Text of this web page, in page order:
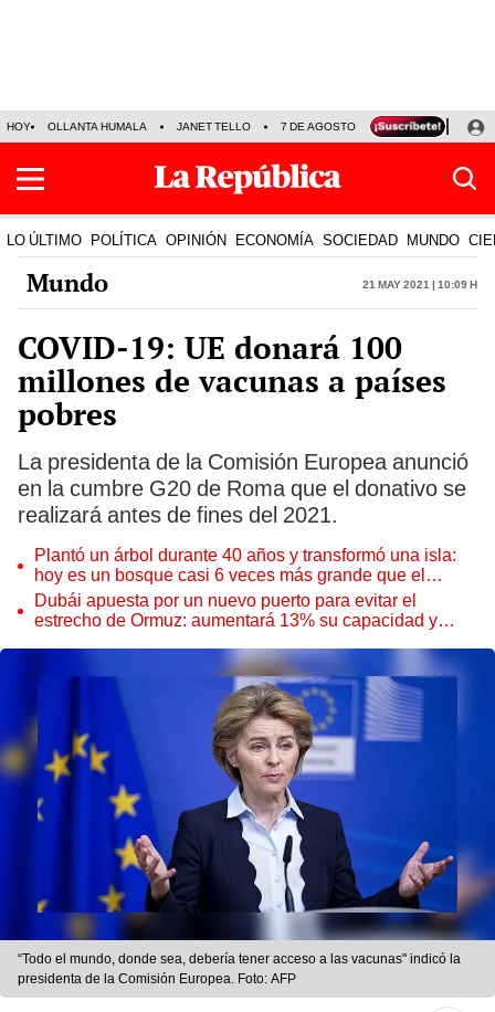
HOY OLLANTA HUMALA JANET TELLO 7 DE AGOSTO TINKA RESULTADOS
LO ÚLTIMO POLÍTICA OPINIÓN ECONOMÍA SOCIEDAD MUNDO
Mundo 21 May 2021 | 10:09 h
COVID-19: UE donará 100
millones de vacunas a países
pobres
La presidenta de la Comisión Europea anunció
en la cumbre G20 de Roma que el donativo se
realizará antes de fines del 2021.
Plantó un árbol durante 40 años y transformó una isla:
hoy es un bosque casi 6 veces más grande que el
Parque de las Leyendas
Dubái apuesta por un nuevo puerto para evitar el
estrecho de Ormuz: aumentará 13% su capacidad y
“Todo el mundo, donde sea, debería tener acceso a las vacunas" indicó la
presidenta de la Comisión Europea. Foto: AFP